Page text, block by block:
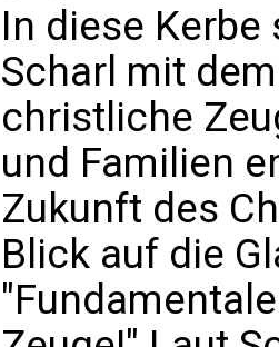
In diese
Scharl mit
christliche
und Familien
Zukunft des
Blick auf die